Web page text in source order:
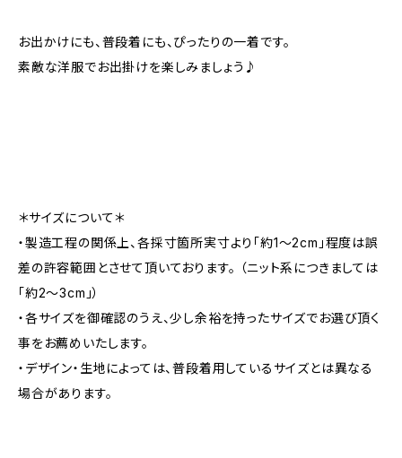
お出かけにも、普段着にも、ぴったりの一着です。
素敵な洋服でお出掛けを楽しみましょう♪
＊サイズについて＊
・製造工程の関係上、各採寸箇所実寸より「約1～2cm」程度は誤
差の許容範囲とさせて頂いております。 （ニット系につきましては
「約2～3cm」）
・各サイズを御確認のうえ、少し余裕を持ったサイズでお選び頂く
事をお薦めいたします。
・デザイン・生地によっては、普段着用しているサイズとは異なる
場合があります。